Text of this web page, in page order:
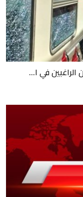
الراغبين في ا...